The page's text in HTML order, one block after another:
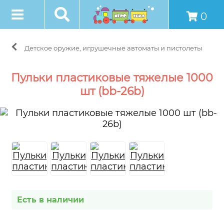
0
Детское оружие, игрушечные автоматы и пистолеты
Пульки пластиковые тяжелые 1000
шт (bb-26b)
Есть в наличии